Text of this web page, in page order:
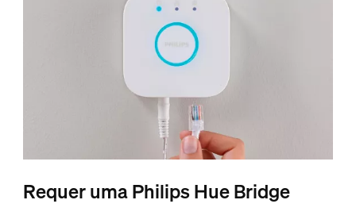
Requer uma Philips Hue Bridge